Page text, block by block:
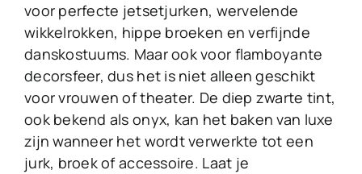
voor perfecte jetsetjurken, wervelende
wikkelrokken, hippe broeken en verfijnde
danskostuums. Maar ook voor flamboyante
decorsfeer, dus het is niet alleen geschikt
voor vrouwen of theater. De diep zwarte tint,
ook bekend als onyx, kan het baken van luxe
zijn wanneer het wordt verwerkte tot een
jurk, broek of accessoire. Laat je